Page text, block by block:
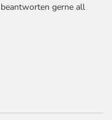
gerne all